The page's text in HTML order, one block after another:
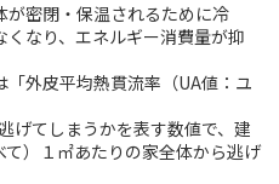
密閉・保温されるために冷
なり、エネルギー消費量が抑
外皮平均熱貫流率（UA値：ユ
げてしまうかを表す数値で、建
）１㎡あたりの家全体から逃げ